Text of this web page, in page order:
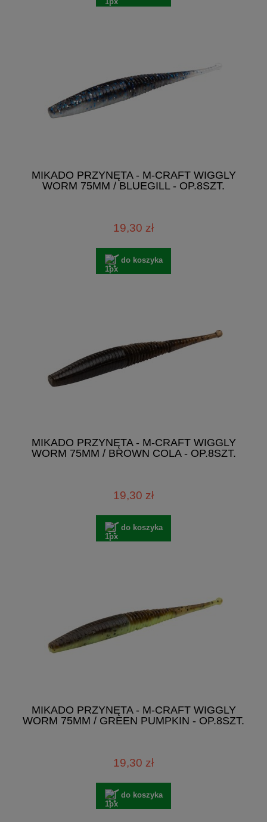
MIKADO PRZYNĘTA - M-CRAFT WIGGLY
WORM 75MM / BLUEGILL - OP.8SZT.
19,30 zł
do koszyka
MIKADO PRZYNĘTA - M-CRAFT WIGGLY
WORM 75MM / BROWN COLA - OP.8SZT.
19,30 zł
do koszyka
MIKADO PRZYNĘTA - M-CRAFT WIGGLY
WORM 75MM / GREEN PUMPKIN - OP.8SZT.
19,30 zł
do koszyka